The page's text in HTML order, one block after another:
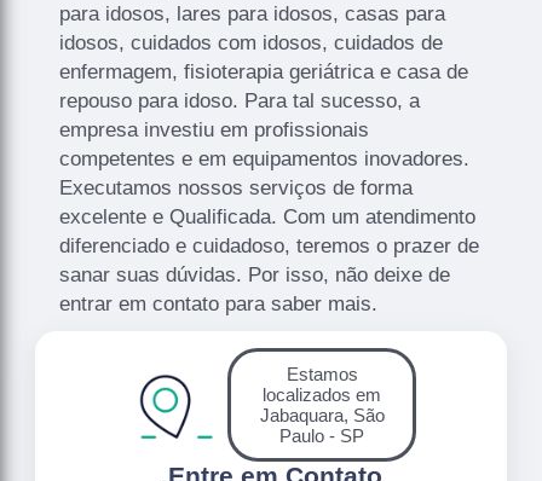
para idosos, lares para idosos, casas para
idosos, cuidados com idosos, cuidados de
enfermagem, fisioterapia geriátrica e casa de
repouso para idoso. Para tal sucesso, a
empresa investiu em profissionais
competentes e em equipamentos inovadores.
Executamos nossos serviços de forma
excelente e Qualificada. Com um atendimento
diferenciado e cuidadoso, teremos o prazer de
sanar suas dúvidas. Por isso, não deixe de
entrar em contato para saber mais.
.Entre em Contato
Estamos
localizados em
Jabaquara, São
Paulo - SP